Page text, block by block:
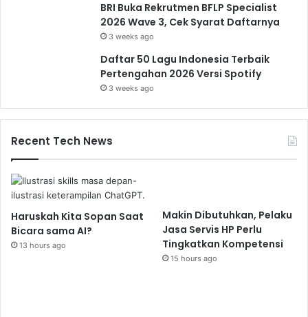
BRI Buka Rekrutmen BFLP Specialist
2026 Wave 3, Cek Syarat Daftarnya
3 weeks ago
Daftar 50 Lagu Indonesia Terbaik
Pertengahan 2026 Versi Spotify
3 weeks ago
Recent Tech News
Haruskah Kita Sopan Saat
Bicara sama AI?
13 hours ago
Makin Dibutuhkan, Pelaku
Jasa Servis HP Perlu
Tingkatkan Kompetensi
15 hours ago